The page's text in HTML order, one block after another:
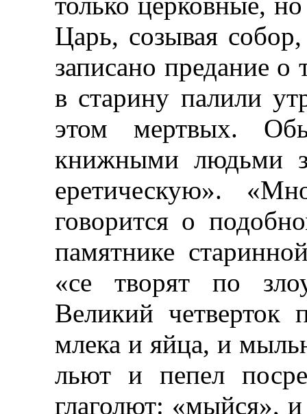
Царь, созывая
записано предание
в старину палили
этом мертвых.
книжными людьми
еретическую».
говорится о
памятнике
«се творят по
Великий
млека и яйца, и
льют и пепел
глаголют: «мыйся»,